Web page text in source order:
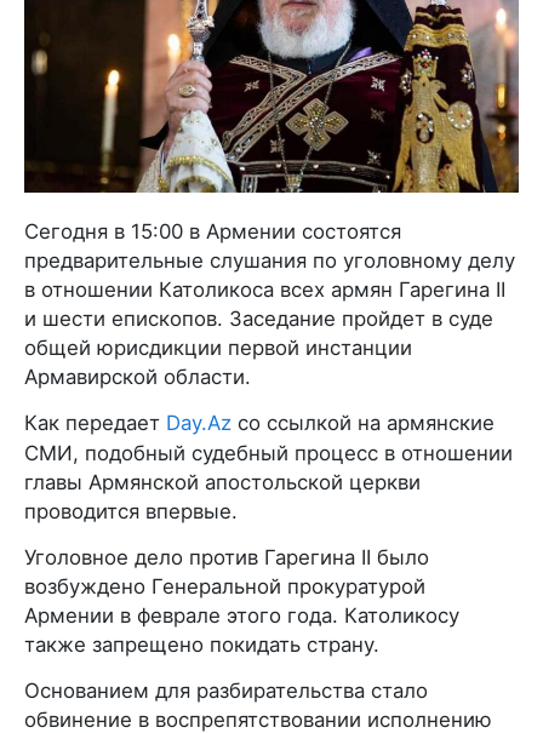
Сегодня в 15:00 в Армении состоятся
предварительные слушания по уголовному делу
в отношении Католикоса всех армян Гарегина II
и шести епископов. Заседание пройдет в суде
общей юрисдикции первой инстанции
Армавирской области.
Как передает Day.Az со ссылкой на армянские
СМИ, подобный судебный процесс в отношении
главы Армянской апостольской церкви
проводится впервые.
Уголовное дело против Гарегина II было
возбуждено Генеральной прокуратурой
Армении в феврале этого года. Католикосу
также запрещено покидать страну.
Основанием для разбирательства стало
обвинение в воспрепятствовании исполнению